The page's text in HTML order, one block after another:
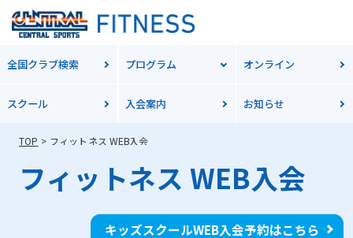
全国クラブ検索 プログラム オンライン
スクール 入会案内 お知らせ
TOP フィットネス WEB入会
フィットネス WEB入会
キッズスクールWEB入会予約はこちら